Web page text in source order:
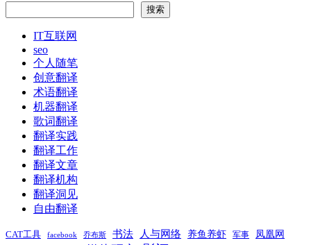
章：
搜索
IT互联网
seo
个人随笔
创意翻译
术语翻译
机器翻译
歌词翻译
翻译实践
翻译工作
翻译文章
翻译机构
翻译洞见
自由翻译
CAT工具 facebook 乔布斯 书法 人与网络 养鱼养虾 军事
凤凰网